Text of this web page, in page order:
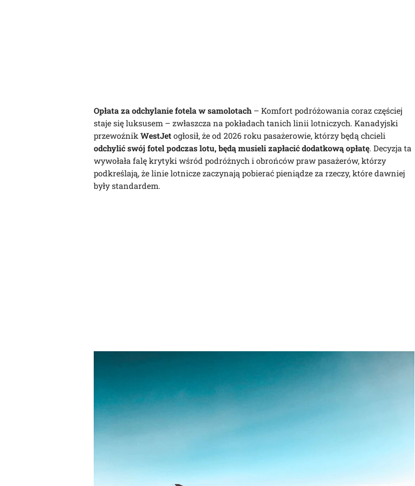
Opłata za odchylanie fotelaw samolotach – Komfort podróżowania coraz częściej
staje się luksusem – zwłaszcza na pokładach tanich linii lotniczych. Kanadyjski
przewoźnikWestJetogłosił, że od 2026 roku pasażerowie, którzy będą chcieli
odchylić swój fotel podczas lotu, będą musieli zapłacić dodatkową opłatę. Decyzja ta
wywołała falę krytyki wśród podróżnych i obrońców praw pasażerów, którzy
podkreślają, że linie lotnicze zaczynają pobierać pieniądze za rzeczy, które dawniej
były standardem.